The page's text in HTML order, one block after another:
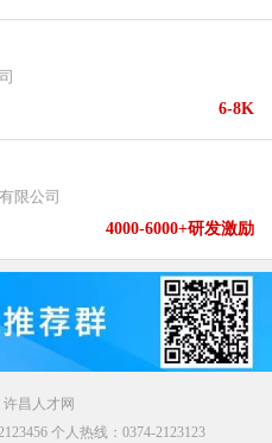
6-8K
限公司
4000-6000+研发激励
许昌人才网
个人热线：0374-2123123